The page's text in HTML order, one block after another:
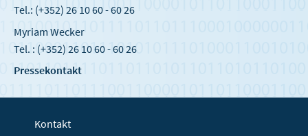
Tel.: (+352) 26 10 60 - 60 26
Myriam Wecker
Tel. : (+352) 26 10 60 - 60 26
Pressekontakt
Kontakt